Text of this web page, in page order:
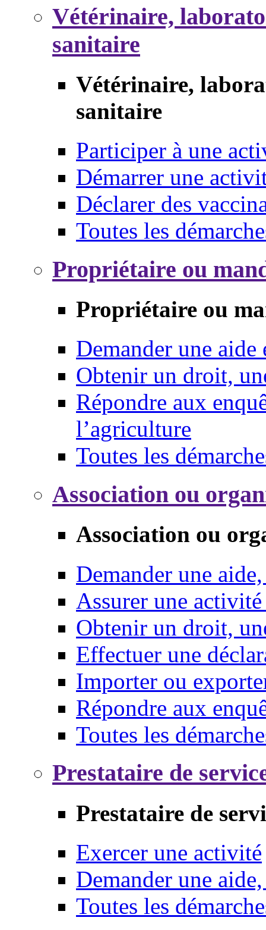
Vétérinaire,
sanitaire
Vétérinaire,
sanitaire
Participer à une
Démarrer une
Déclarer des
Toutes les
Propriétaire ou
Propriétaire ou
Demander une aide
Obtenir un droit,
Répondre aux
l’agriculture
Toutes les
Association ou
Association ou
Demander une
Assurer une
Obtenir un droit,
Effectuer une
Importer ou
Répondre aux
Toutes les
Prestataire de
Prestataire de
Exercer une activité
Demander une
Toutes les